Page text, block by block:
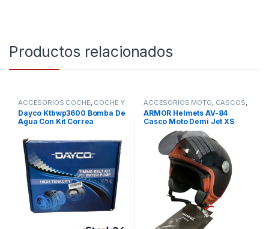
Productos relacionados
ACCESORIOS COCHE COCHE Y
MOTO TODOS
Dayco Ktbwp3600 Bomba De
Agua Con Kit Correa
ACCESORIOS MOTO CASCOS
COCHE Y MOTO , TODOS
ARMOR Helmets AV-84
Casco Moto Demi Jet XS